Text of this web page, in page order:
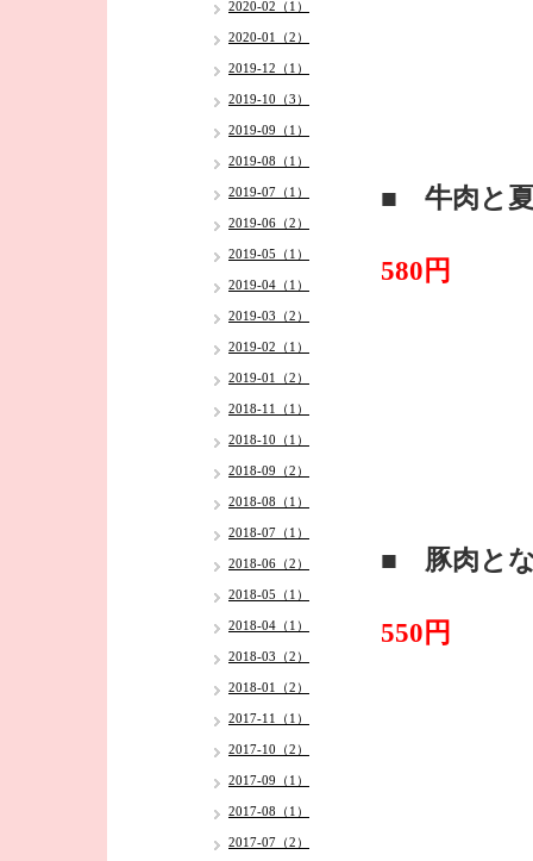
■ 牛肉と夏
580円
■ 豚肉と
550円
2020-02（1）
2020-01（2）
2019-12（1）
2019-10（3）
2019-09（1）
2019-08（1）
2019-07（1）
2019-06（2）
2019-05（1）
2019-04（1）
2019-03（2）
2019-02（1）
2019-01（2）
2018-11（1）
2018-10（1）
2018-09（2）
2018-08（1）
2018-07（1）
2018-06（2）
2018-05（1）
2018-04（1）
2018-03（2）
2018-01（2）
2017-11（1）
2017-10（2）
2017-09（1）
2017-08（1）
2017-07（2）